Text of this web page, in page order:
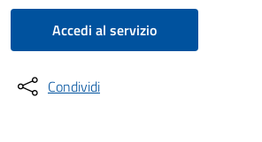
Accedi al servizio
Condividi